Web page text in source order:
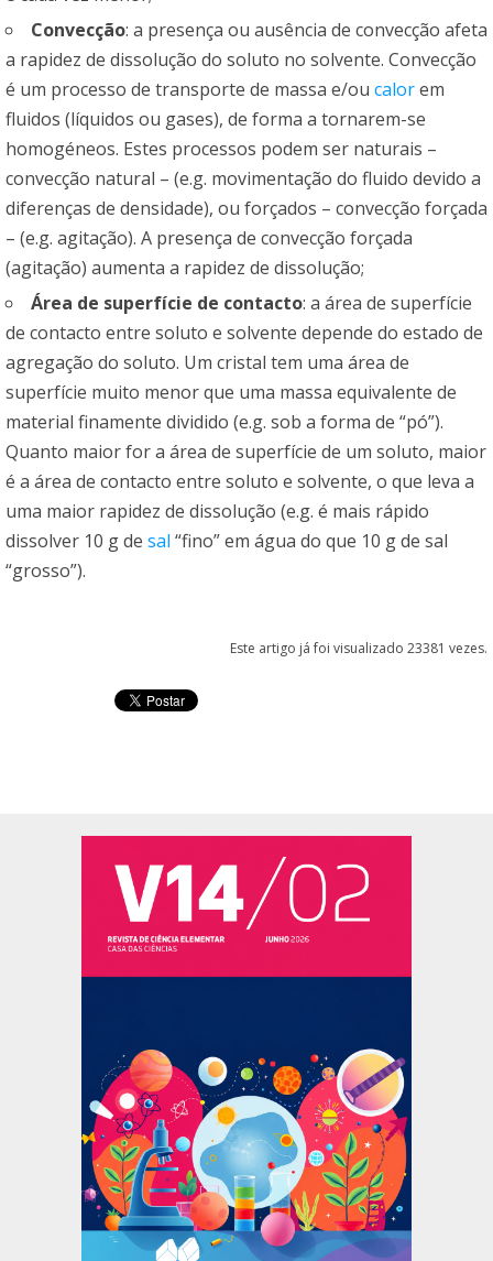
Convecção: a presença ou ausência de convecção afeta
a rapidez de dissolução do soluto no solvente. Convecção
é um processo de transporte de massa e/ou calorem
fluidos (líquidos ou gases), de forma a tornarem-se
homogéneos. Estes processos podem ser naturais –
convecção natural – (e.g. movimentação do fluido devido a
diferenças de densidade), ou forçados – convecção forçada
– (e.g. agitação). A presença de convecção forçada
(agitação) aumenta a rapidez de dissolução;
Área de superfície de contacto: a área de superfície
de contacto entre soluto e solvente depende do estado de
agregação do soluto. Um cristal tem uma área de
superfície muito menor que uma massa equivalente de
material finamente dividido (e.g. sob a forma de “pó”).
Quanto maior for a área de superfície de um soluto, maior
é a área de contacto entre soluto e solvente, o que leva a
uma maior rapidez de dissolução (e.g. é mais rápido
dissolver 10 g de sal “fino” em água do que 10 g de sal
“grosso”).
Este artigo já foi visualizado 23381 vezes.